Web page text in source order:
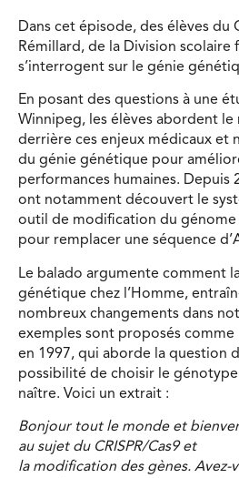
Dans cet épisode, des élèves du
Rémillard, de la Division scolaire
s’interrogent sur le génie
En posant des questions à une
Winnipeg, les élèves abordent le
derrière ces enjeux médicaux et
du génie génétique pour
performances humaines. Depuis
ont notamment découvert le
outil de modification du
pour remplacer une séquence
Le balado argumente comment
génétique chez l’Homme,
nombreux changements dans
exemples sont proposés comme
en 1997, qui aborde la question
possibilité de choisir le génotype
naître. Voici un extrait :
Bonjour tout le monde et
au sujet du CRISPR/Cas9 et
la modification des gènes. Avez-